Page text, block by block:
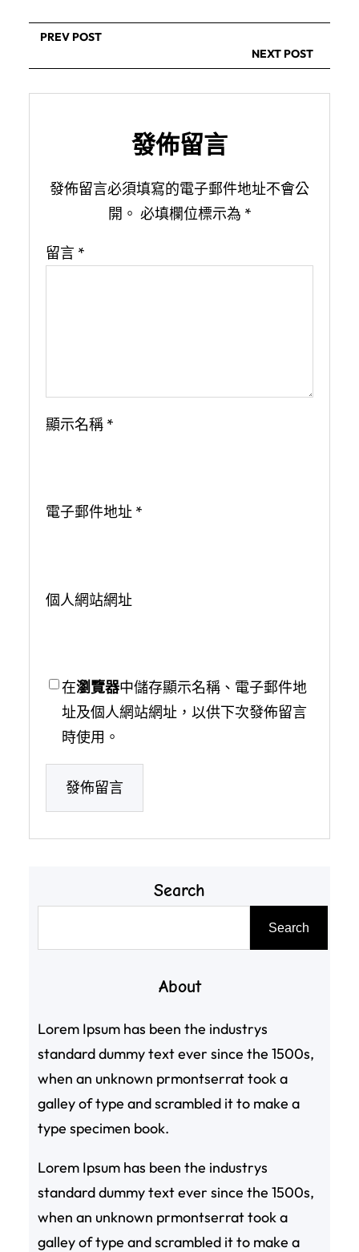
PREV POST
NEXT POST
發佈留言
發佈留言必須填寫的電子郵件地址不會公
開。 必填欄位標示為 *
留言 *
顯示名稱 *
電子郵件地址 *
個人網站網址
在瀏覽器中儲存顯示名稱、電子郵件地
址及個人網站網址，以供下次發佈留言
時使用。
Search
Search
About
Lorem Ipsum has been the industrys
standard dummy text ever since the 1500s,
when an unknown prmontserrat took a
galley of type and scrambled it to make a
type specimen book.
Lorem Ipsum has been the industrys
standard dummy text ever since the 1500s,
when an unknown prmontserrat took a
galley of type and scrambled it to make a